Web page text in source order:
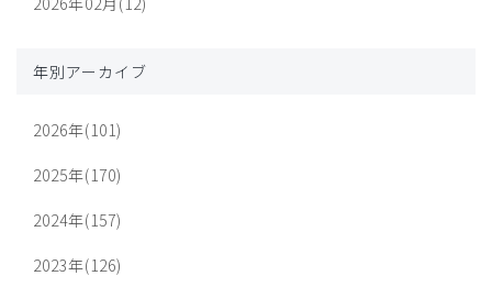
年別アーカイブ
2026年(101)
2025年(170)
2024年(157)
2023年(126)